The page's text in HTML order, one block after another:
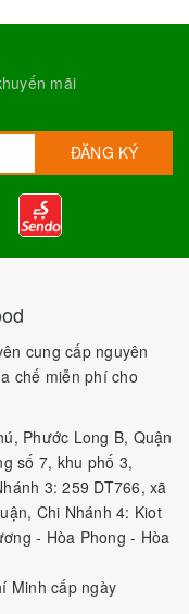
mãi
ĐĂNG KÝ
cung cấp nguyên
chế miễn phí cho
Phước Long B, Quận
số 7, khu phố 3,
3: 259 DT766, xã
Chi Nhánh 4: Kiot
- Hòa Phong - Hòa
Minh cấp ngày